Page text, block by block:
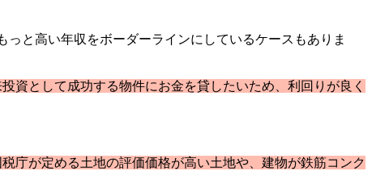
っと高い年収をボーダーラインにしているケースもありま
資として成功する物件にお金を貸したいため、利回りが良く
庁が定める土地の評価価格が高い土地や、建物が鉄筋コンク